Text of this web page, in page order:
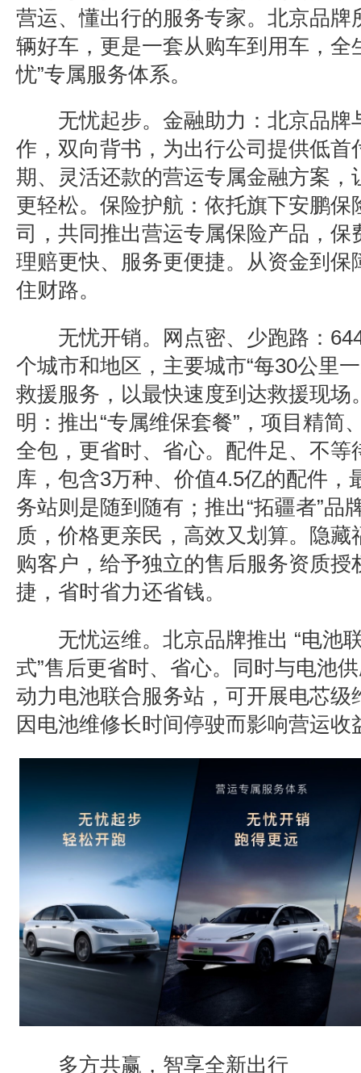
营运、懂出行的服务专家。北京品牌
辆好车，更是一套从购车到用车，全
忧”专属服务体系。
无忧起步。 金融助力： 北京品牌
作，双向背书，为出行公司提供低首
期、灵活还款的营运专属金融方案，
更轻松。 保险护航： 依托旗下安鹏保
司，共同推出营运专属保险产品，保
理赔更快、服务更便捷。从资金到保
住财路。
无忧开销。
网点密、少跑路 ：
个城市和地区，主要城市“每30公里
救援服务，以最快速度到达救援现场
明 ：推出“专属维保套餐” ，项目精简
全包，更省时、省心。 配件足、不等
库，包含3万种、价值4.5亿的配件，
务站则是随到随有；推出“拓疆者”品
质，价格更亲民，高效又划算。 隐藏
购客户，给予独立的售后服务资质授
捷，省时省力还省钱。
无忧运维。北京品牌推出 “电池
式”售后更省时、省心。同时与电池
动力电池联合服务站，可开展电芯级
因电池维修长时间停驶而影响营运收
多方共赢，智享全新出行